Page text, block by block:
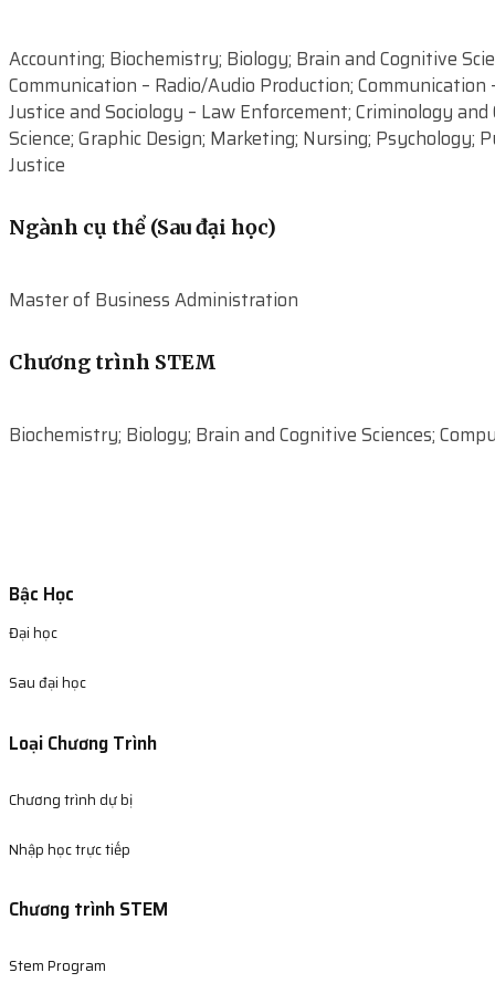
Bậc Học
Đại học
Sau đại học
Loại Chương Trình
Chương trình dự bị
Nhập học trực tiếp
Chương trình STEM
Stem Program
Accounting; Biochemistry; Biology; Brain and Cognitive
Communication – Radio/Audio Production;
Justice and Sociology – Law Enforcement; Criminology
Science; Graphic Design; Marketing; Nursing;
Justice
Ngành cụ thể (Sau đại học)
Master of Business Administration
Chương trình STEM
Biochemistry; Biology; Brain and Cognitive Sciences;